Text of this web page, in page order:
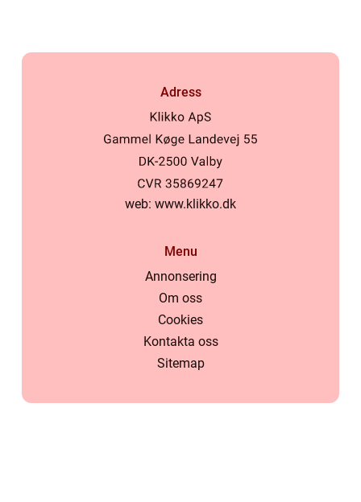
Adress
web: www.klikko.dk
Menu
Annonsering
Om oss
Cookies
Kontakta oss
Sitemap